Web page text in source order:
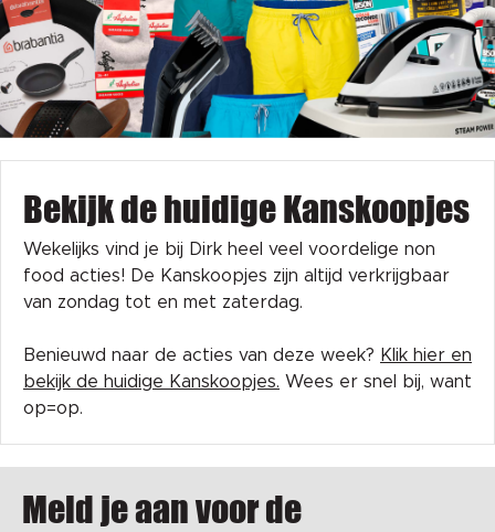
Bekijk de huidige Kanskoopjes
Wekelijks vind je bij Dirk heel veel voordelige non
food acties! De Kanskoopjes zijn altijd verkrijgbaar
van zondag tot en met zaterdag.
Benieuwd naar de acties van deze week? Klik hier en
bekijk de huidige Kanskoopjes. Wees er snel bij, want
op=op.
Meld je aan voor de